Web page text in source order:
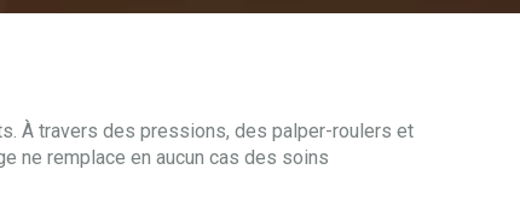
À travers des pressions, des palper-roulers et
ne remplace en aucun cas des soins